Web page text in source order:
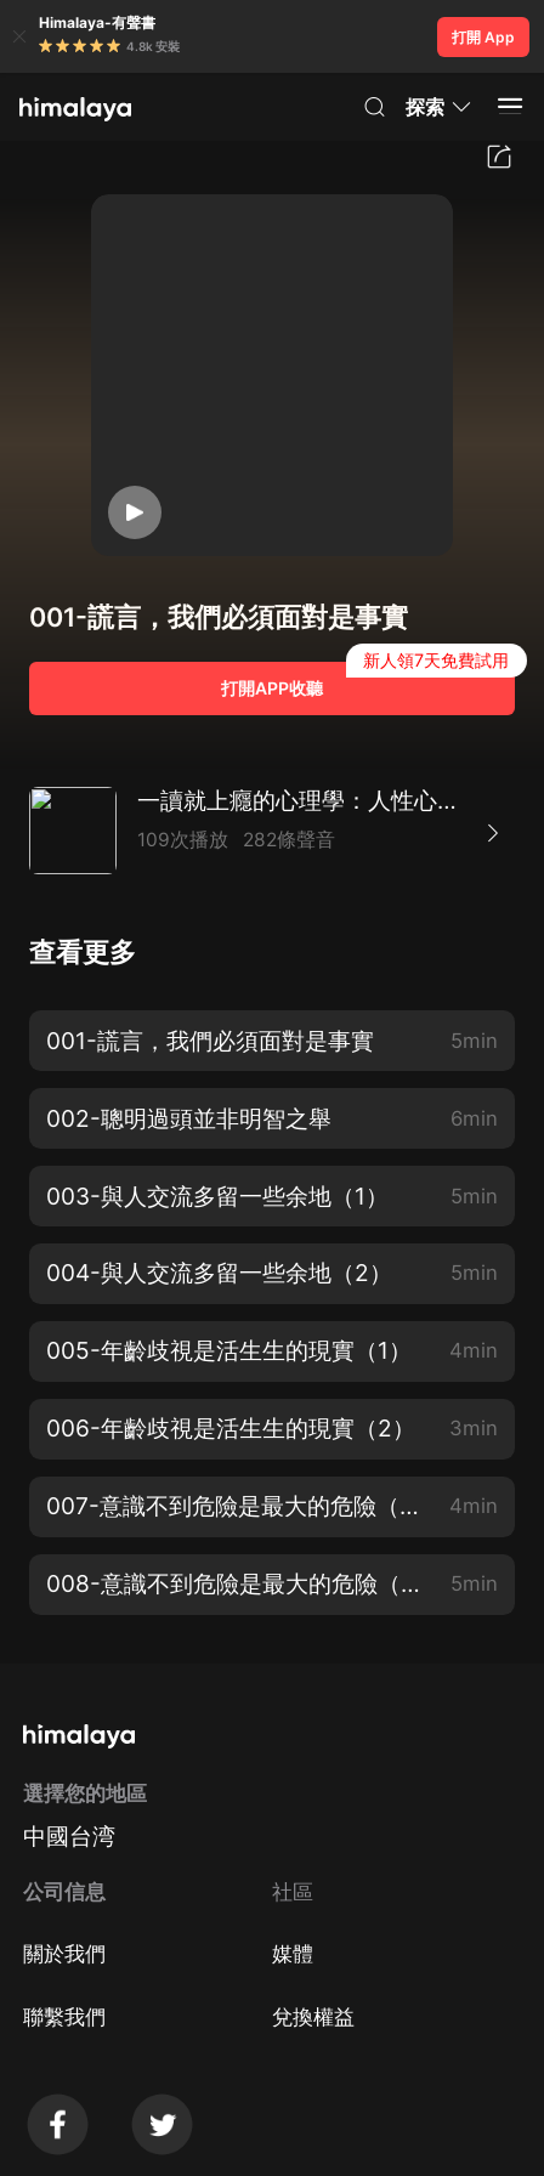
Himalaya-有聲書
4.8k 安裝
打開 App
探索
001-謊言，我們必須面對是事實
打開APP收聽
新人領7天免費試用
一讀就上癮的心理學：人性心理如何影響你的一生
109次播放 282條聲音
查看更多
001-謊言，我們必須面對是事實 5min
002-聰明過頭並非明智之舉 6min
003-與人交流多留一些余地（1） 5min
004-與人交流多留一些余地（2） 5min
005-年齡歧視是活生生的現實（1） 4min
006-年齡歧視是活生生的現實（2） 3min
007-意識不到危險是最大的危險（1） 4min
008-意識不到危險是最大的危險（2） 5min
選擇您的地區
中國台湾
公司信息
關於我們
聯繫我們
社區
媒體
兌換權益